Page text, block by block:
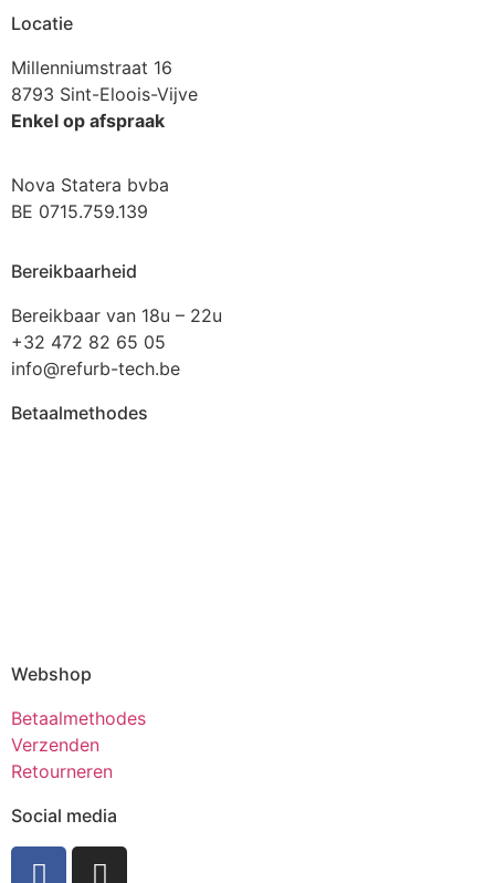
Locatie
Millenniumstraat 16
8793 Sint-Eloois-Vijve
Enkel op afspraak
Nova Statera bvba
BE 0715.759.139
Bereikbaarheid
Bereikbaar van 18u – 22u
+32 472 82 65 05
info@refurb-tech.be
Betaalmethodes
Webshop
Betaalmethodes
Verzenden
Retourneren
Social media